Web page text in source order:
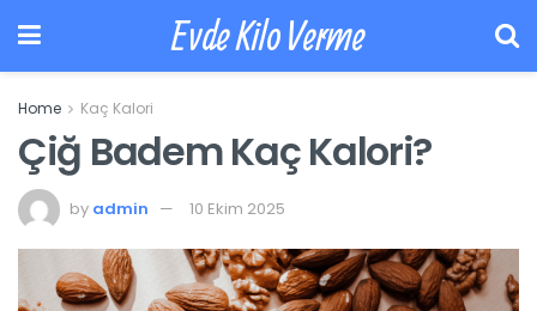
Evde Kilo Verme
Home Kaç Kalori
Çiğ Badem Kaç Kalori?
by admin 10 Ekim 2025